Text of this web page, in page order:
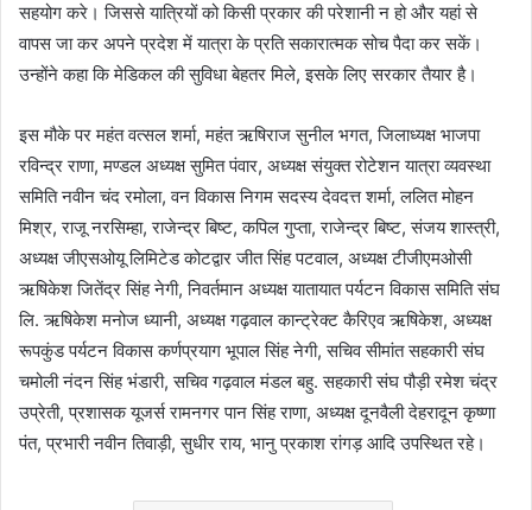
सहयोग करे। जिससे यात्रियों को किसी प्रकार की परेशानी न हो और यहां से
वापस जा कर अपने प्रदेश में यात्रा के प्रति सकारात्मक सोच पैदा कर सकें।
उन्होंने कहा कि मेडिकल की सुविधा बेहतर मिले, इसके लिए सरकार तैयार है।
इस मौके पर महंत वत्सल शर्मा, महंत ऋषिराज सुनील भगत, जिलाध्यक्ष भाजपा
रविन्द्र राणा, मण्डल अध्यक्ष सुमित पंवार, अध्यक्ष संयुक्त रोटेशन यात्रा व्यवस्था
समिति नवीन चंद रमोला, वन विकास निगम सदस्य देवदत्त शर्मा, ललित मोहन
मिश्र, राजू नरसिम्हा, राजेन्द्र बिष्ट, कपिल गुप्ता, राजेन्द्र बिष्ट, संजय शास्त्री,
अध्यक्ष जीएसओयू लिमिटेड कोटद्वार जीत सिंह पटवाल, अध्यक्ष टीजीएमओसी
ऋषिकेश जितेंद्र सिंह नेगी, निवर्तमान अध्यक्ष यातायात पर्यटन विकास समिति संघ
लि. ऋषिकेश मनोज ध्यानी, अध्यक्ष गढ़वाल कान्ट्रेक्ट कैरिएव ऋषिकेश, अध्यक्ष
रूपकुंड पर्यटन विकास कर्णप्रयाग भूपाल सिंह नेगी, सचिव सीमांत सहकारी संघ
चमोली नंदन सिंह भंडारी, सचिव गढ़वाल मंडल बहु. सहकारी संघ पौड़ी रमेश चंद्र
उप्रेती, प्रशासक यूजर्स रामनगर पान सिंह राणा, अध्यक्ष दूनवैली देहरादून कृष्णा
पंत, प्रभारी नवीन तिवाड़ी, सुधीर राय, भानु प्रकाश रांगड़ आदि उपस्थित रहे।